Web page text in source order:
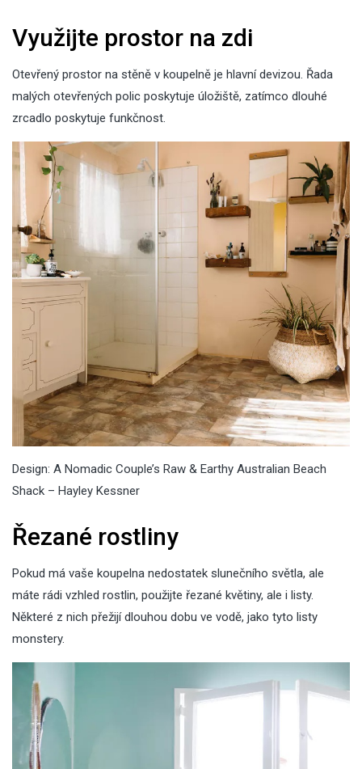
Využijte prostor na zdi
Otevřený prostor na stěně v koupelně je hlavní devizou. Řada
malých otevřených polic poskytuje úložiště, zatímco dlouhé
zrcadlo poskytuje funkčnost.
Design: A Nomadic Couple’s Raw & Earthy Australian Beach
Shack – Hayley Kessner
Řezané rostliny
Pokud má vaše koupelna nedostatek slunečního světla, ale
máte rádi vzhled rostlin, použijte řezané květiny, ale i listy.
Některé z nich přežijí dlouhou dobu ve vodě, jako tyto listy
monstery.